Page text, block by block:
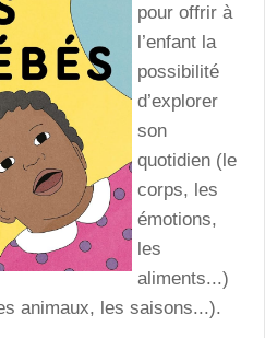
pour offrir à
l’enfant la
possibilité
d’explorer
son
quotidien (le
corps, les
émotions,
les
aliments...)
animaux, les saisons...).